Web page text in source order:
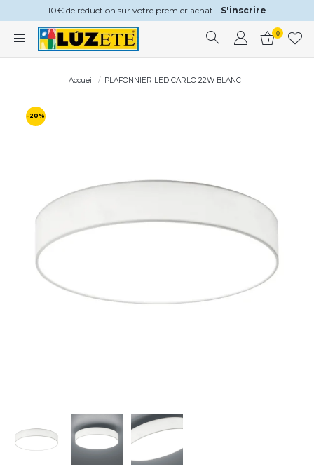
10€ de réduction sur votre premier achat - S'inscrire
0
Accueil PLAFONNIER LED CARLO 22W BLANC
-20%